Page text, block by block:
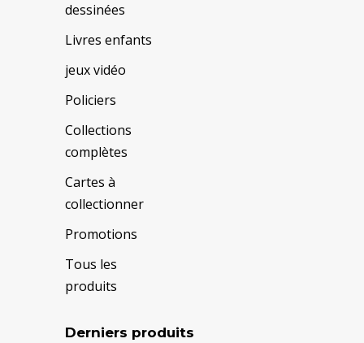
dessinées
Livres enfants
jeux vidéo
Policiers
Collections
complètes
Cartes à
collectionner
Promotions
Tous les
produits
Derniers produits